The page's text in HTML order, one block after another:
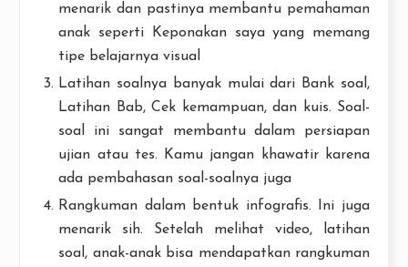
menarik dan pastinya membantu pemahaman
anak seperti Keponakan saya yang memang
tipe belajarnya visual
Latihan soalnya banyak mulai dari Bank soal,
Latihan Bab, Cek kemampuan, dan kuis. Soal-
soal ini sangat membantu dalam persiapan
ujian atau tes. Kamu jangan khawatir karena
ada pembahasan soal-soalnya juga
Rangkuman dalam bentuk infografis. Ini juga
menarik sih. Setelah melihat video, latihan
soal, anak-anak bisa mendapatkan rangkuman